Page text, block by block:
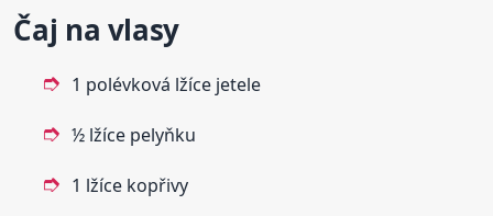
Čaj na vlasy
1 polévková lžíce jetele
½ lžíce pelyňku
1 lžíce kopřivy